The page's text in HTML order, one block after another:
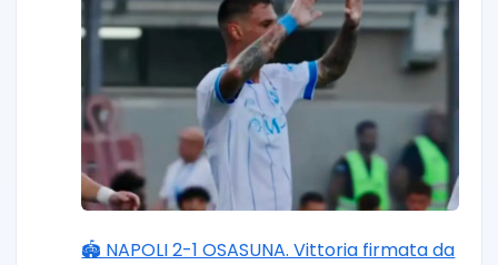
🏟️ NAPOLI 2-1 OSASUNA. Vittoria firmata da